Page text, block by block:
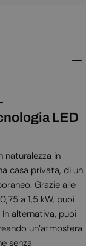
LED
naturalezza in
casa privata, di un
Grazie alle
a 1,5 kW, puoi
alternativa, puoi
un’atmosfera
senza